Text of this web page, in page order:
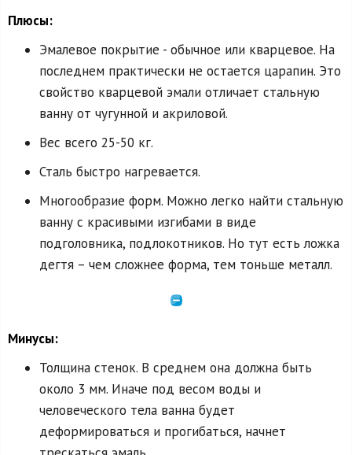
Плюсы:
Эмалевое покрытие - обычное или кварцевое. На
последнем практически не остается царапин. Это
свойство кварцевой эмали отличает стальную
ванну от чугунной и акриловой.
Вес всего 25-50 кг.
Сталь быстро нагревается.
Многообразие форм. Можно легко найти стальную
ванну с красивыми изгибами в виде
подголовника, подлокотников. Но тут есть ложка
дегтя – чем сложнее форма, тем тоньше металл.
Минусы:
Толщина стенок. В среднем она должна быть
около 3 мм. Иначе под весом воды и
человеческого тела ванна будет
деформироваться и прогибаться, начнет